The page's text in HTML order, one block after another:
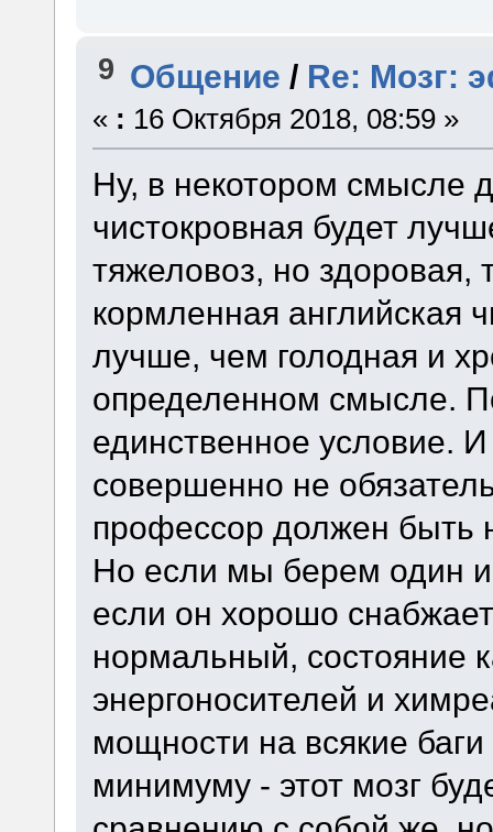
9 Общение / Re: Мозг:
« : 16 Октября 2018, 08:59 »
Ну, в некотором смысле
чистокровная будет
тяжеловоз, но
кормленная английская
лучше, чем голодная и
определенном смысле.
единственное условие.
совершенно не
профессор должен
Но если мы берем один и
если он хорошо
нормальный, состояние
энергоносителей и
мощности на всякие
минимуму - этот мозг